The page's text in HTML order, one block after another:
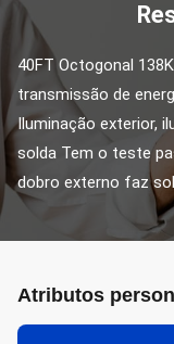
40FT Octogonal
transmissão de
Iluminação exterior,
solda Tem o teste
dobro externo faz
Atributos